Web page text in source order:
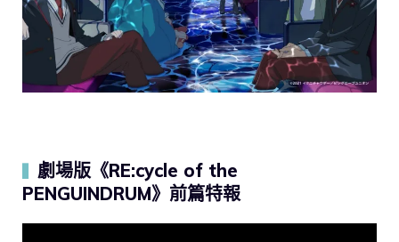
劇場版《RE:cycle of the
PENGUINDRUM》前篇特報